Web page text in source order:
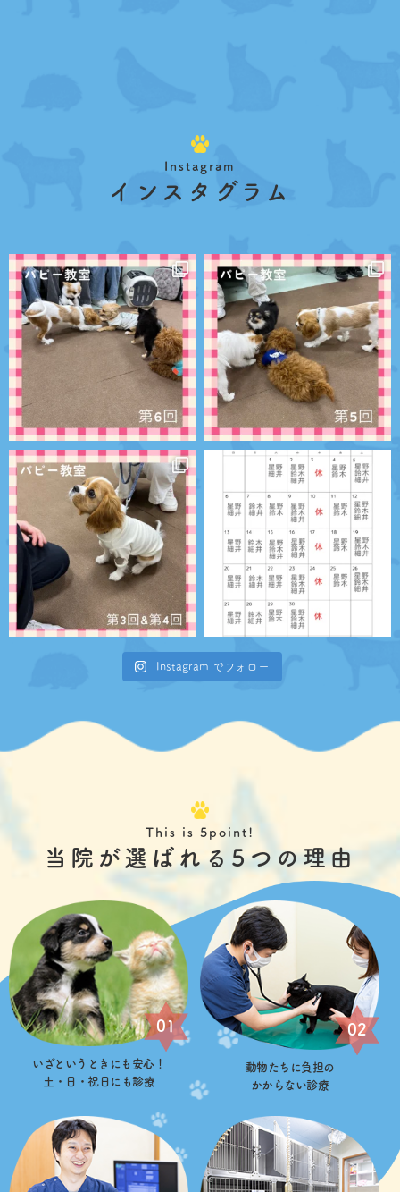
Instagram
インスタグラム
Instagram でフォロー
This is 5point!
当院が選ばれる5つの理由
01
いざというときにも安心！
土・日・祝日にも診療
02
動物たちに負担の
かからない診療